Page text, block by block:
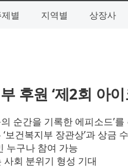
별 지역별 상장사
후원 ‘제2회 아
순간을 기록한 에피소드’
보건복지부 장관상’과 상금
누구나 참여 가능
회 분위기 형성 기대